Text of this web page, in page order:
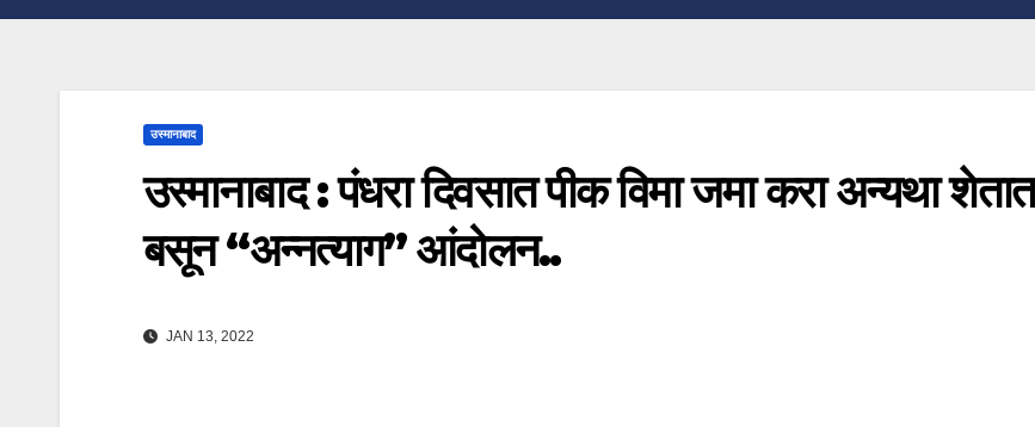
उस्मानाबाद
उस्मानाबाद : पंधरा दिवसात पीक विमा जमा करा अन्यथा शेतात
बसून “अन्नत्याग” आंदोलन..
JAN 13, 2022